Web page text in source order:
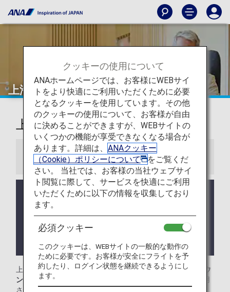
上海（浦東）
上海-浦東国際空港ラウンジ
お知らせ
ラウンジ所有者がANAではない空港においては事前
告知なくサービス、営業時間が変更する可能性があ
ラウンジが所在する国や州により入室条件に制約が
ある場合があります。
上海-浦東国際空港では、中国国際航空ラウンジ（No.71ラウ
ンジ）
をご利用いただけます。本ページはANA国際線を利用
される際のラウンジ入室基準を記載しております。
クッキーの使用について
ANAホームページでは、お客様にWEBサイ
トをより快適にご利用いただくために必要
となるクッキーを使用しています。その他
のクッキーの使用について、お客様が自由
に決めることができますが、WEBサイトの
いくつかの機能が享受できなくなる場合が
あります。詳細は、 ANAクッキー
（Cookie）ポリシーについて
をご覧くだ
さい。 当社では、お客様の当社ウェブサイ
ト閲覧に際して、サービスを快適にご利用
いただくために以下の情報を収集しており
ます。
必須クッキー
このクッキーは、WEBサイトの一般的な動作の
ために必要です。お客様が安全にフライトを予
約したり、ログイン状態を継続できるようにし
ます。